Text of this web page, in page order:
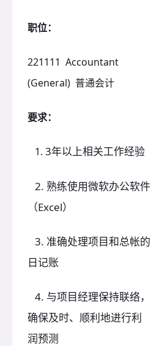
职位：
221111 Accountant
(General) 普通会计
要求：
1. 3年以上相关工作经验
2. 熟练使用微软办公软件
（Excel）
3. 准确处理项目和总帐的
日记账
4. 与项目经理保持联络，
确保及时、顺利地进行利
润预测